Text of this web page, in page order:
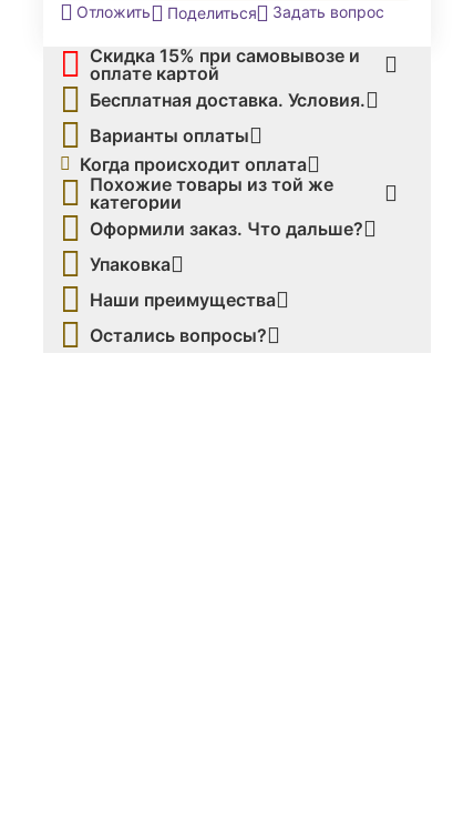
Отложить Поделиться Задать вопрос
Скидка 15% при самовывозе и
оплате картой
Бесплатная доставка. Условия.
Варианты оплаты
Когда происходит оплата
Похожие товары из той же
категории
Оформили заказ. Что дальше?
Упаковка
Наши преимущества
Остались вопросы?